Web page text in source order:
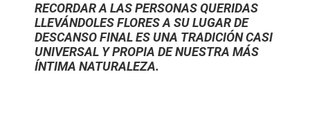
RECORDAR A LAS PERSONAS QUERIDAS
LLEVÁNDOLES FLORES A SU LUGAR DE
DESCANSO FINAL ES UNA TRADICIÓN CASI
UNIVERSAL Y PROPIA DE NUESTRA MÁS
ÍNTIMA NATURALEZA.